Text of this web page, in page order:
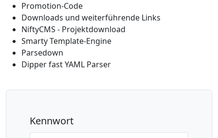
Promotion-Code
Downloads und weiterführende Links
NiftyCMS - Projektdownload
Smarty Template-Engine
Parsedown
Dipper fast YAML Parser
Kennwort